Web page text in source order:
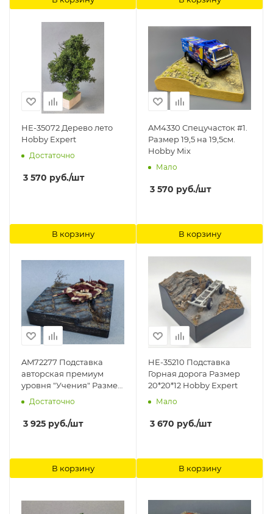
НЕ-35072 Дерево лето
Hobby Expert
Достаточно
3 570 руб./шт
В корзину
AM4330 Спецучасток #1.
Размер 19,5 на 19,5см.
Hobby Mix
Мало
3 570 руб./шт
В корзину
AM72277 Подставка
авторская премиум
уровня "Учения" Размер
17х17 Hobby Expert
Достаточно
3 925 руб./шт
В корзину
HE-35210 Подставка
Горная дорога Размер
20*20*12 Hobby Expert
Мало
3 670 руб./шт
В корзину